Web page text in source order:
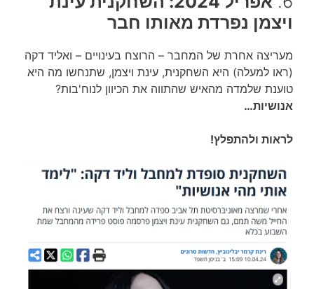
ויצמן נפרדת מאותו חבר
מעריצה אחרת של המחבר – הרוצח בעינויים – ואליד דקה
(ראו למעלה) היא השחקנית, עינת ויצמן, שתנחשו מה היא
טוענת שלמדה מהאיש שהתווה את הכיוון לנוח'בות?
אנושיות…
לראות ולהתפלץ!